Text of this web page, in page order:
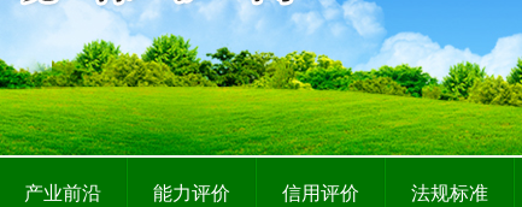
产业前沿 能力评价 信用评价 法规标准